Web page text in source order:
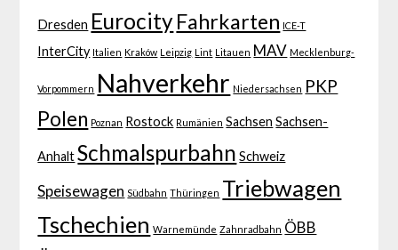
Dresden EurocityFahrkarten ICE-T
InterCity Italien Kraków Leipzig Lint Litauen MAV Mecklenburg-
Vorpommern Nahverkehr Niedersachsen PKP
Polen Poznan Rostock Rumänien Sachsen Sachsen-
Anhalt Schmalspurbahn Schweiz
Speisewagen Südbahn Thüringen Triebwagen
Tschechien Warnemünde Zahnradbahn ÖBB